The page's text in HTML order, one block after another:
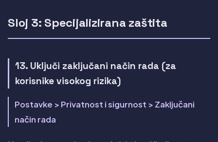
Sloj 3: Specijalizirana zaštita
13. Uključi zaključani način rada (za
korisnike visokog rizika)
Postavke > Privatnost i sigurnost > Zaključani
način rada